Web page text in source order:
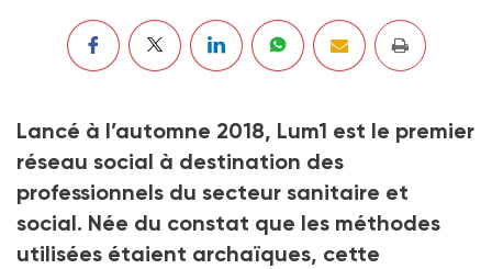
Lancé à l’automne 2018, Lum1 est le premier
réseau social à destination des
professionnels du secteur sanitaire et
social. Née du constat que les méthodes
utilisées étaient archaïques, cette